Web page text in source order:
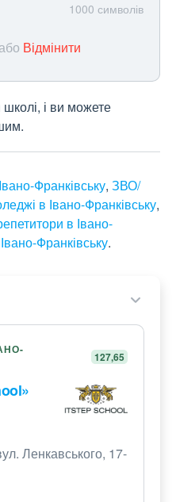
1000 символів
або Відмінити
школі, і ви можете
Франківську, ЗВО/
в Івано-Франківську,
в Івано-
Франківську.
127,65
Ленкавського, 17-